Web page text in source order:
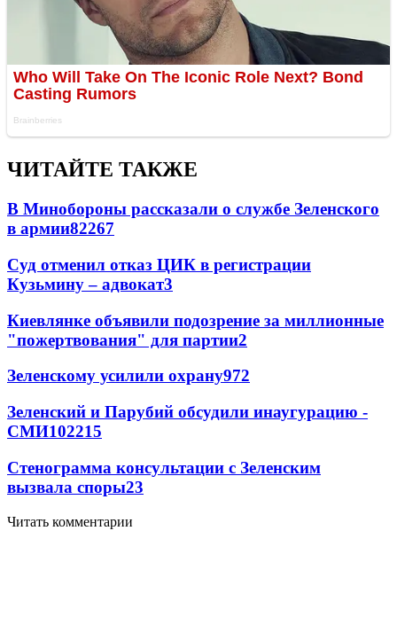
ЧИТАЙТЕ ТАКЖЕ
В Минобороны рассказали о службе Зеленского
в армии82267
Суд отменил отказ ЦИК в регистрации
Кузьмину – адвокат3
Киевлянке объявили подозрение за миллионные
"пожертвования" для партии2
Зеленскому усилили охрану972
Зеленский и Парубий обсудили инаугурацию -
СМИ102215
Стенограмма консультации с Зеленским
вызвала споры23
Читать комментарии